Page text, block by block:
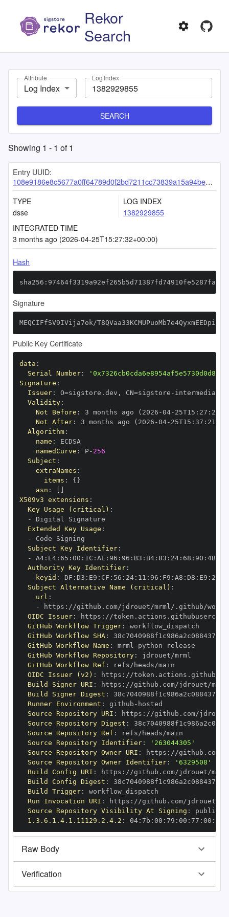
Rekor
Search
Attribute
Log Index
Log Index
SEARCH
Showing 1 - 1 of1
Entry UUID:
108e9186e8c5677a0ff64789d0f2bd7211cc73839a15a94be5be03fc955e950148f4d849d1b4739c
TYPE
dsse
LOG INDEX
1382929855
INTEGRATED TIME
3 months ago (2026-04-25T15:27:32+00:00)
Hash
Signature
MEQCIFfSV9IVija7ok/
Public Key Certificate
data :
Serial Number:
Signature :
Issuer: O=sigstore.dev , CN=sigstore -
Validity:
Not Before : 3 months ago (2026 -04- 25T15 : 27 :
Not After: 3 months ago (2026 -04- 25T15 : 37 : 21+00
Algorithm:
name :
namedCurve : P- 256
Subject :
extraNames :
items : { }
asn :
X509v3 extensions :
Key Usage (critical) :
-
Extended Key Usage :
-
Subject Key Identifier:
-
A4: E4: 65 : 00 : 1C : AE : 96 : 96 : B3 : B4: 83 : 24: 68 : 90 : 4B:
Authority Key Identifier:
keyid : DF : D3 : E9 : CF : 56 : 24: 11 : 96 : F9 : A8 : D8 : E9 : 28
Subject Alternative Name (critical) :
url :
-
https : //github.com/jdrouet/mrml/.github/
OIDC Issuer: https :
GitHub Workflow Trigger:
GitHub Workflow SHA:
GitHub Workflow Name : mrml -
GitHub Workflow Repository:
GitHub Workflow Ref :
OIDC Issuer (v2) : https :
Build Signer URI : https : //github.com/jdrouet/
Build Signer Digest :
Runner Environment : github -
Source Repository URI : https :
Source Repository Digest :
Source Repository Ref :
Source Repository Identifier:
'263044305'
Source Repository Owner URI : https :
Source Repository Owner Identifier:
'6329508'
Build Config URI : https : //github.com/jdrouet/
Build Config Digest :
Build Trigger:
Run Invocation URI : https :
Source Repository Visibility At Signing :
1.3.6.1.4.1.11129.2.4.2 : 04: 7b : 00 : 79 : 00 : 77 : 00 : dd
Raw Body
Verification